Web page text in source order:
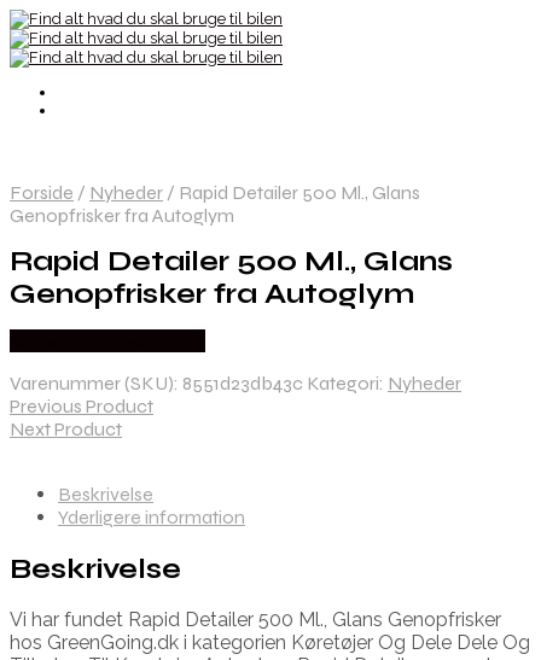
Forside / Nyheder / Rapid Detailer 500 Ml., Glans
Genopfrisker fra Autoglym
Rapid Detailer 500 Ml., Glans
Genopfrisker fra Autoglym
Varenummer (SKU): 8551d23db43c Kategori: Nyheder
Previous Product
Next Product
Beskrivelse
Yderligere information
Beskrivelse
Vi har fundet Rapid Detailer 500 Ml., Glans Genopfrisker
hos GreenGoing.dk i kategorien Køretøjer Og Dele Dele Og